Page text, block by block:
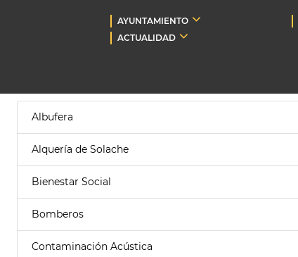
AYUNTAMIENTO
ACTUALIDAD
Albufera
Alquería de Solache
Bienestar Social
Bomberos
Contaminación Acústica